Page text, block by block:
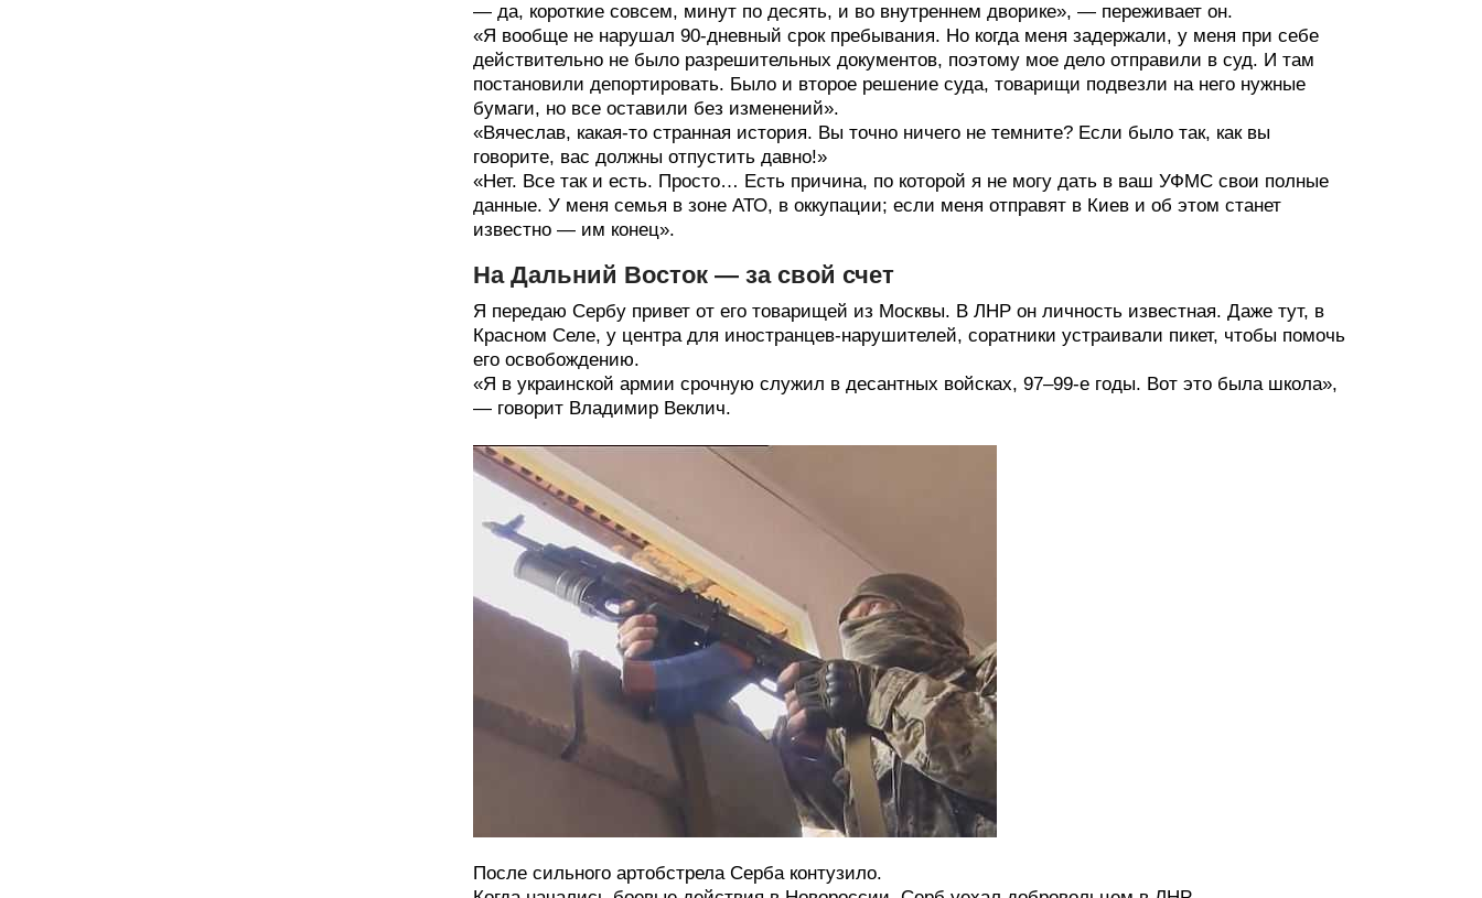
— да, короткие совсем, минут по десять, и во внутреннем дворике», — переживает он.
«Я вообще не нарушал 90-дневный срок пребывания. Но когда меня задержали, у меня при себе
действительно не было разрешительных документов, поэтому мое дело отправили в суд. И там
постановили депортировать. Было и второе решение суда, товарищи подвезли на него нужные
бумаги, но все оставили без изменений».
«Вячеслав, какая-то странная история. Вы точно ничего не темните? Если было так, как вы
говорите, вас должны отпустить давно!»
«Нет. Все так и есть. Просто… Есть причина, по которой я не могу дать в ваш УФМС свои полные
данные. У меня семья в зоне АТО, в оккупации; если меня отправят в Киев и об этом станет
известно — им конец».
На Дальний Восток — за свой счет
Я передаю Сербу привет от его товарищей из Москвы. В ЛНР он личность известная. Даже тут, в
Красном Селе, у центра для иностранцев-нарушителей, соратники устраивали пикет, чтобы помочь
его освобождению.
«Я в украинской армии срочную служил в десантных войсках, 97–99-е годы. Вот это была школа»,
— говорит Владимир Веклич.
После сильного артобстрела Серба контузило.